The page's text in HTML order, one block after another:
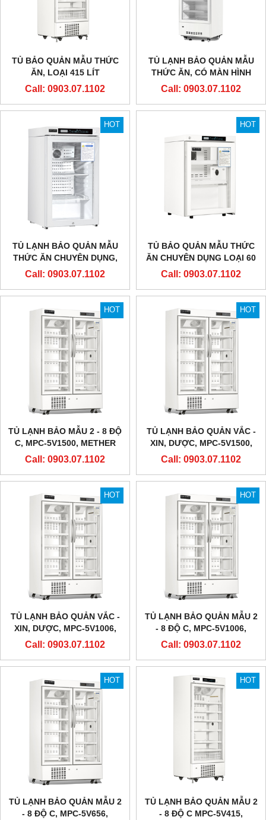
TỦ BẢO QUẢN MẪU THỨC
ĂN, LOẠI 415 LÍT
Call: 0903.07.1102
TỦ LẠNH BẢO QUẢN MẪU
THỨC ĂN, CÓ MÀN HÌNH
NHIỆT ĐỘ
Call: 0903.07.1102
HOT
TỦ LẠNH BẢO QUẢN MẪU
THỨC ĂN CHUYÊN DỤNG,
LOẠI 100 LÍT (CÓ MÀN HÌNH
Call: 0903.07.1102
HOT
TỦ BẢO QUẢN MẪU THỨC
ĂN CHUYÊN DỤNG LOẠI 60
LÍT
Call: 0903.07.1102
HOT
TỦ LẠNH BẢO MẪU 2 - 8 ĐỘ
C, MPC-5V1500, METHER
BIOMEDICAL
Call: 0903.07.1102
HOT
TỦ LẠNH BẢO QUẢN VẮC -
XIN, DƯỢC, MPC-5V1500,
METHER BIOMEDICAL
Call: 0903.07.1102
HOT
TỦ LẠNH BẢO QUẢN VẮC -
XIN, DƯỢC, MPC-5V1006,
METHER BIOMEDICAL
Call: 0903.07.1102
HOT
TỦ LẠNH BẢO QUẢN MẪU 2
- 8 ĐỘ C, MPC-5V1006,
METHER BIOMEDICAL
Call: 0903.07.1102
HOT
TỦ LẠNH BẢO QUẢN MẪU 2
- 8 ĐỘ C, MPC-5V656,
HOT
TỦ LẠNH BẢO QUẢN MẪU 2
- 8 ĐỘ C MPC-5V415,